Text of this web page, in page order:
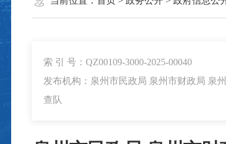
索 引 号：QZ00109-3000-2025-00040
发布机构：泉州市民政局 泉州市财政局 泉
查队